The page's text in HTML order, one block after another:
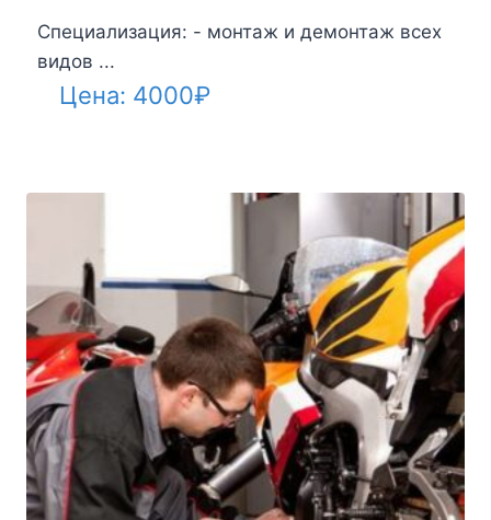
Специализация: - монтаж и демонтаж всех
видов ...
Цена: 4000₽